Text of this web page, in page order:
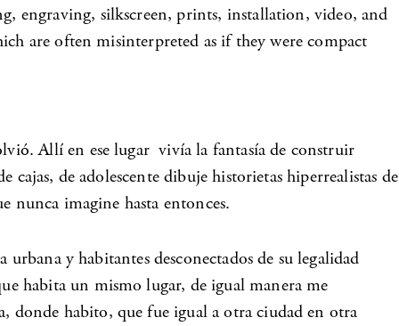
engraving, silkscreen, prints, installation, video, and
are often misinterpreted as if they were compact
Allí en ese lugar vivía la fantasía de construir
cajas, de adolescente dibuje historietas hiperrealistas de
nunca imagine hasta entonces.
y habitantes desconectados de su legalidad
habita un mismo lugar, de igual manera me
donde habito, que fue igual a otra ciudad en otra